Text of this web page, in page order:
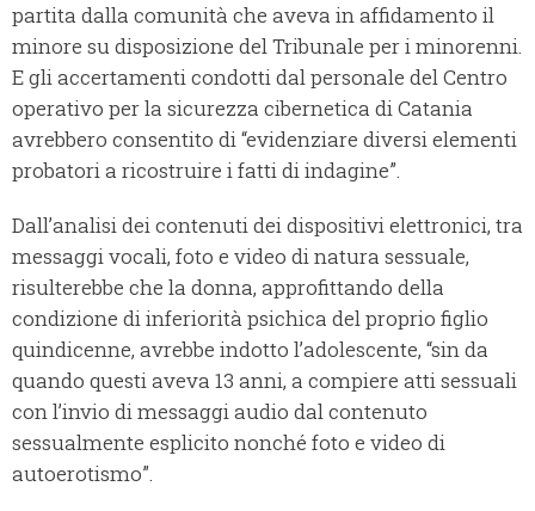
partita dalla comunità che aveva in affidamento il
minore su disposizione del Tribunale per i minorenni.
E gli accertamenti condotti dal personale del Centro
operativo per la sicurezza cibernetica di Catania
avrebbero consentito di “evidenziare diversi elementi
probatori a ricostruire i fatti di indagine”.
Dall’analisi dei contenuti dei dispositivi elettronici, tra
messaggi vocali, foto e video di natura sessuale,
risulterebbe che la donna, approfittando della
condizione di inferiorità psichica del proprio figlio
quindicenne, avrebbe indotto l’adolescente, “sin da
quando questi aveva 13 anni, a compiere atti sessuali
con l’invio di messaggi audio dal contenuto
sessualmente esplicito nonché foto e video di
autoerotismo”.